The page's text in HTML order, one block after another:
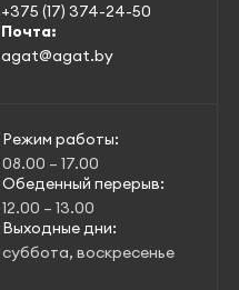
Режим работы:
08.00 – 17.00
Обеденный перерыв:
12.00 – 13.00
Выходные дни:
суббота, воскресенье
+375 (17) 374-24-50
Почта:
agat@agat.by